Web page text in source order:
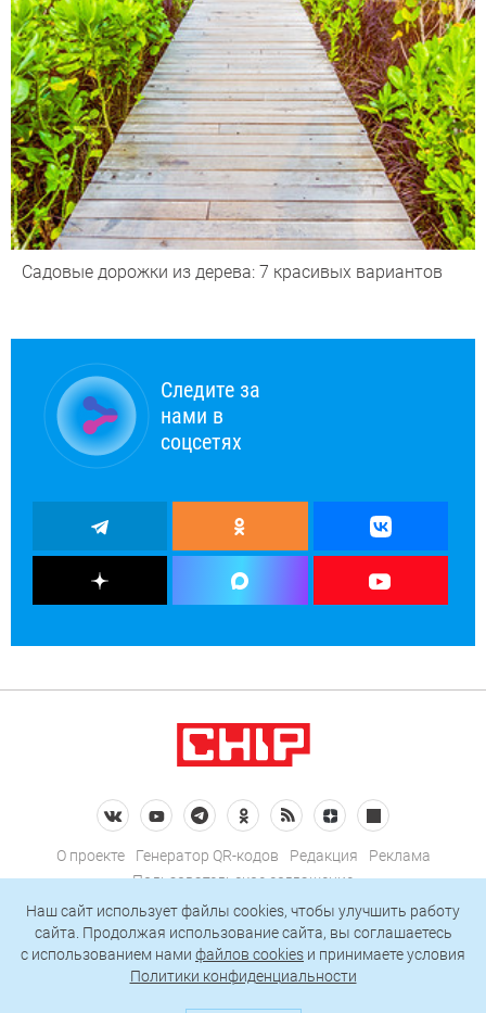
Садовые дорожки из дерева: 7 красивых вариантов
Следите за
нами в
соцсетях
О проекте Генератор QR-кодов Редакция
Реклама
Пользовательское соглашение
Политика конфиденциальности
Подписаться на рассылку
Наш сайт использует файлы cookies, чтобы улучшить работу
сайта. Продолжая использование сайта, вы соглашаетесь
c использованием нами файлов cookies и принимаете условия
Политики конфиденциальности